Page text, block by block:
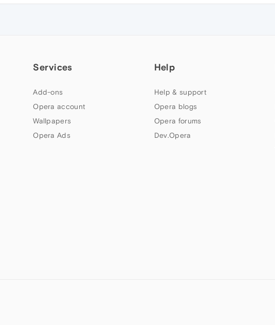
Services
Add-ons
Opera account
Wallpapers
Opera Ads
Help
Help & support
Opera blogs
Opera forums
Dev.Opera